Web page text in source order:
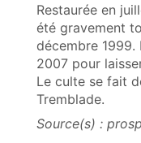
Restaurée en
été gravement
décembre 1999.
2007 pour
Le culte se fait
Tremblade.
Source(s) :